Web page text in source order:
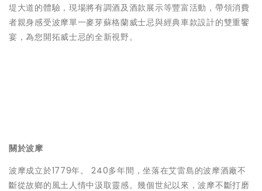
堤大道的體驗，現場將有調酒及酒款展示等豐富活動，帶領消費
者親身感受波摩單一麥芽蘇格蘭威士忌與經典車款設計的雙重饗
宴，為您開拓威士忌的全新視野。
關於波摩
波摩成立於1779年。 240多年間，坐落在艾雷島的波摩酒廠不
斷從故鄉的風土人情中汲取靈感。幾個世紀以來，波摩不斷打磨